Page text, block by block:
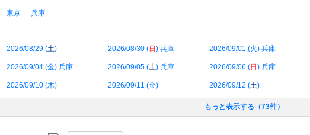
東京 兵庫
2026/08/29 (土) 2026/08/30 (日 ) 兵庫 2026/09/01 (火) 兵庫
2026/09/04 (金) 兵庫 2026/09/05 (土) 兵庫 2026/09/06 (日 ) 兵庫
2026/09/10 (木) 2026/09/11 (金) 2026/09/12 (土)
もっと表示する（73件）